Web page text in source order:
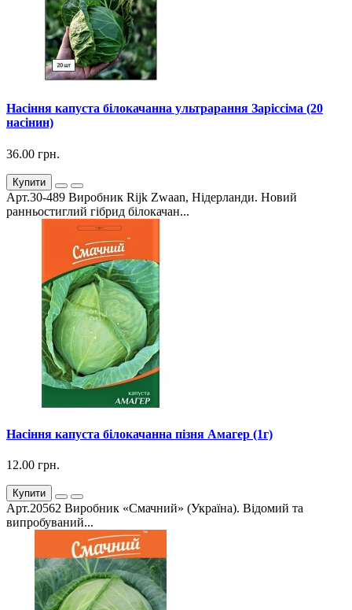
Насіння капуста білокачанна ультрарання Заріссіма (20
насінин)
36.00 грн.
Купити
Арт.30-489 Виробник Rijk Zwaan, Нідерланди. Новий
ранньостиглий гібрид білокачан...
Насіння капуста білокачанна пізня Амагер (1г)
12.00 грн.
Купити
Арт.20562 Виробник «Смачний» (Україна). Відомий та
випробуваний...